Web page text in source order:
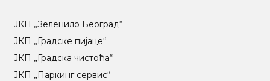
ЈКП „Зеленило Београд“
ЈКП „Градске пијаце“
ЈКП „Градска чистоћа“
ЈКП „Паркинг сервис“